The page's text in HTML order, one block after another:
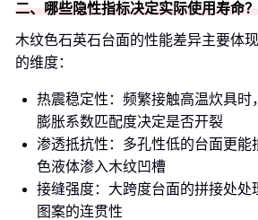
二、哪些隐性指标决定实际使用寿命？
木纹色石英石台面的性能差异主要体
的维度：
热震稳定性：频繁接触高温炊具时
膨胀系数匹配度决定是否开裂
渗透抵抗性：多孔性低的台面更能
色液体渗入木纹凹槽
接缝强度：大跨度台面的拼接处处
图案的连贯性